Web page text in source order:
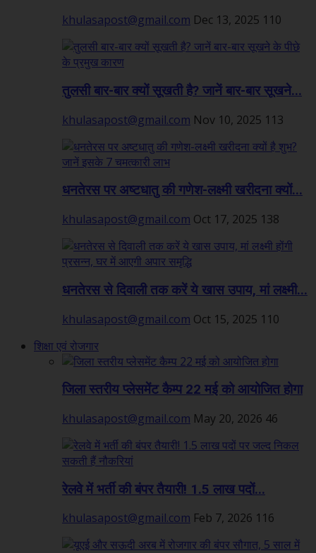
khulasapost@gmail.com Dec 13, 2025 110
तुलसी बार-बार क्यों सूखती है? जानें बार-बार सूखने...
khulasapost@gmail.com Nov 10, 2025 113
धनतेरस पर अष्टधातु की गणेश-लक्ष्मी खरीदना क्यों...
khulasapost@gmail.com Oct 17, 2025 138
धनतेरस से दिवाली तक करें ये खास उपाय, मां लक्ष्मी...
khulasapost@gmail.com Oct 15, 2025 110
शिक्षा एवं रोजगार
जिला स्तरीय प्लेसमेंट कैम्प 22 मई को आयोजित होगा
khulasapost@gmail.com May 20, 2026 46
रेलवे में भर्ती की बंपर तैयारी! 1.5 लाख पदों...
khulasapost@gmail.com Feb 7, 2026 116